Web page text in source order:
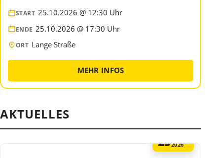
START 25.10.2026 @ 12:30 Uhr
ENDE 25.10.2026 @ 17:30 Uhr
ORT Lange Straße
MEHR INFOS
AKTUELLES
292026